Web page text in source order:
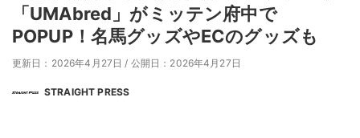
「UMAbred」がミッテン府中で
POPUP！名馬グッズやECのグッズも
更新日：2026年4月27日 / 公開日：2026年4月27日
STRAIGHT PRESS